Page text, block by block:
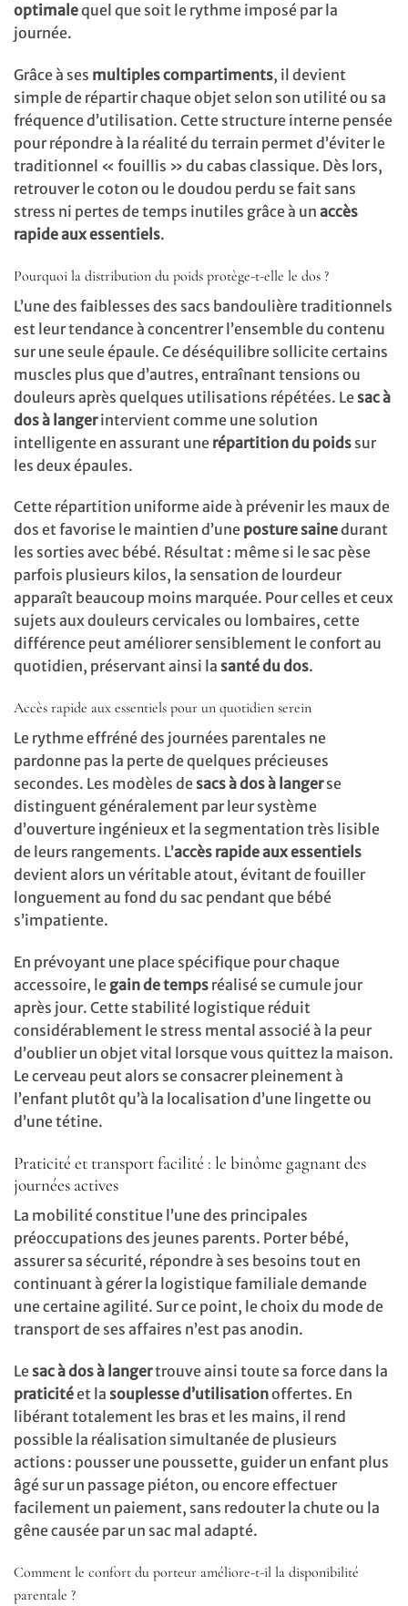
optimalequel que soit le rythme imposé par la
journée.
Grâce à ses multiples compartiments, il devient
simple de répartir chaque objet selon son utilité ou sa
fréquence d’utilisation. Cette structure interne pensée
pour répondre à la réalité du terrain permet d’éviter le
traditionnel « fouillis » du cabas classique. Dès lors,
retrouver le coton ou le doudou perdu se fait sans
stress ni pertes de temps inutiles grâce à un accès
rapide aux essentiels.
Pourquoi la distribution du poids protège-t-elle le dos ?
L’une des faiblesses des sacs bandoulière traditionnels
est leur tendance à concentrer l’ensemble du contenu
sur une seule épaule. Ce déséquilibre sollicite certains
muscles plus que d’autres, entraînant tensions ou
douleurs après quelques utilisations répétées. Le sac à
dos à langerintervient comme une solution
intelligente en assurant une répartition du poids sur
les deux épaules.
Cette répartition uniforme aide à prévenir les maux de
dos et favorise le maintien d’une posture sainedurant
les sorties avec bébé. Résultat : même si le sac pèse
parfois plusieurs kilos, la sensation de lourdeur
apparaît beaucoup moins marquée. Pour celles et ceux
sujets aux douleurs cervicales ou lombaires, cette
différence peut améliorer sensiblement le confort au
quotidien, préservant ainsi la santé du dos.
Accès rapide aux essentiels pour un quotidien serein
Le rythme effréné des journées parentales ne
pardonne pas la perte de quelques précieuses
secondes. Les modèles de sacs à dos à langerse
distinguent généralement par leur système
d’ouverture ingénieux et la segmentation très lisible
de leurs rangements. L’accès rapide aux essentiels
devient alors un véritable atout, évitant de fouiller
longuement au fond du sac pendant que bébé
s’impatiente.
En prévoyant une place spécifique pour chaque
accessoire, le gain de temps réalisé se cumule jour
après jour. Cette stabilité logistique réduit
considérablement le stress mental associé à la peur
d’oublier un objet vital lorsque vous quittez la maison.
Le cerveau peut alors se consacrer pleinement à
l’enfant plutôt qu’à la localisation d’une lingette ou
d’une tétine.
Praticité et transport facilité : le binôme gagnant des
journées actives
La mobilité constitue l’une des principales
préoccupations des jeunes parents. Porter bébé,
assurer sa sécurité, répondre à ses besoins tout en
continuant à gérer la logistique familiale demande
une certaine agilité. Sur ce point, le choix du mode de
transport de ses affaires n’est pas anodin.
Le sac à dos à langertrouve ainsi toute sa force dans la
praticitéet la souplesse d’utilisationoffertes. En
libérant totalement les bras et les mains, il rend
possible la réalisation simultanée de plusieurs
actions : pousser une poussette, guider un enfant plus
âgé sur un passage piéton, ou encore effectuer
facilement un paiement, sans redouter la chute ou la
gêne causée par un sac mal adapté.
Comment le confort du porteur améliore-t-il la disponibilité
parentale ?